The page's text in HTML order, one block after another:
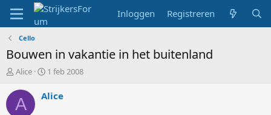
Inloggen Registreren
Cello
Bouwen in vakantie in het buitenland
T
p
i
Alice
S
a
1 feb 2008
A Alice